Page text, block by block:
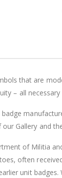
that are
– all
Gallery and the
of Militia
often
unit